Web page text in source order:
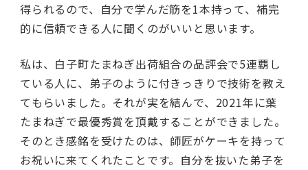
得られるので、自分で学んだ筋を1本持って、補完
的に信頼できる人に聞くのがいいと思います。
私は、白子町たまねぎ出荷組合の品評会で5連覇し
ている人に、弟子のように付きっきりで技術を教え
てもらいました。それが実を結んで、2021年に葉
たまねぎで最優秀賞を頂戴することができました。
そのとき感銘を受けたのは、師匠がケーキを持って
お祝いに来てくれたことです。自分を抜いた弟子を